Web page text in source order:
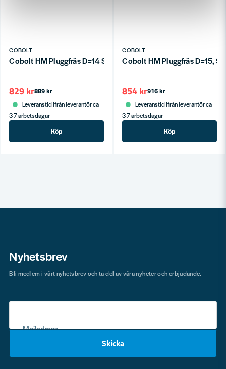
COBOLT
Cobolt HM Pluggfräs D=14 S=8
889 kr
829 kr
Leveranstid ifrån leverantör ca
3-7 arbetsdagar
Köp
COBOLT
Cobolt HM Pluggfräs D=15,
916 kr
854 kr
Leveranstid ifrån leverantör ca
3-7 arbetsdagar
Köp
Nyhetsbrev
Mejladress
Skicka
Bli medlem i vårt nyhetsbrev och ta del av våra nyheter och erbjudande.